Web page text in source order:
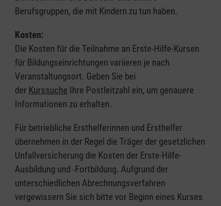
Berufsgruppen, die mit Kindern zu tun haben.
Kosten:
Die Kosten für die Teilnahme an Erste-Hilfe-Kursen
für Bildungseinrichtungen variieren je nach
Veranstaltungsort. Geben Sie bei
der Kurssuche Ihre Postleitzahl ein, um genauere
Informationen zu erhalten.
Für betriebliche Ersthelferinnen und Ersthelfer
übernehmen in der Regel die Träger der gesetzlichen
Unfallversicherung die Kosten der Erste-Hilfe-
Ausbildung und -Fortbildung. Aufgrund der
unterschiedlichen Abrechnungsverfahren
vergewissern Sie sich bitte vor Beginn eines Kurses